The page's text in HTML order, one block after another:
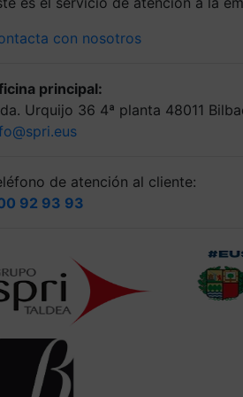
con nosotros
principal:
Urquijo 36 4ª planta 48011
de atención al cliente:
92 93 93